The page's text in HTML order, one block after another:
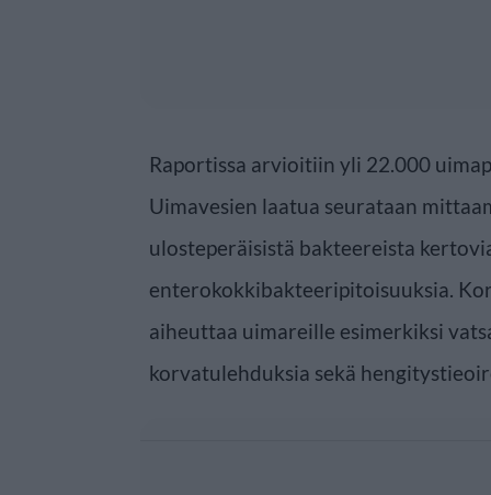
Raportissa arvioitiin yli 22.000
Uimavesien laatua seurataan
ulosteperäisistä bakteereista
enterokokkibakteeripitoisuuksia.
aiheuttaa uimareille esimerkiksi
korvatulehduksia sekä